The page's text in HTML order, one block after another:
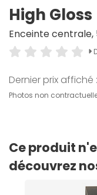
High Gloss
Enceinte centrale,
Dernier prix affiché :
Photos non
Ce produit
découvrez